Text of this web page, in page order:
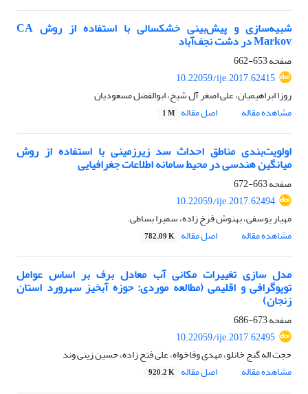
شبیه‌سازی و پیش‌بینی خشکسالی با استفاده از روش CA
Markov در دشت نجف‌آباد
صفحه653-662
10.22059/ije.2017.62415
روزا ابراهیمیان، علی اصغر آل شیخ، ابوالفضل مسعودیان
مشاهده مقاله
اصل مقاله 1 M
اولویت‌بندی مناطق احداث سد زیرزمینی با استفاده از روش
میانگین هندسی در محیط سامانه اطلاعات جغرافیایی
صفحه663-672
10.22059/ije.2017.62494
مهیار یوسفی، بهنوش فرخ زاده، سمیرا بساطی.
مشاهده مقاله
اصل مقاله 782.09 K
مدل سازی تغییرات مکانی آب معادل برف بر اساس عوامل
توپوگرافی و اقلیمی (مطالعه موردی: حوزه آبخیز سهرورد استان
زنجان)
صفحه673-686
10.22059/ije.2017.62495
حجت اله گنج خانلو، مهدی وفاخواه، علی فتح زاده، حسین زینی وند
مشاهده مقاله
اصل مقاله 920.2 K